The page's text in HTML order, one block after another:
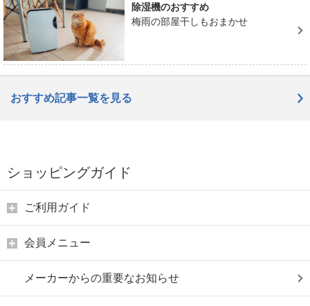
除湿機のおすすめ
梅雨の部屋干しもおまかせ
おすすめ記事一覧を見る
ショッピングガイド
ご利用ガイド
会員メニュー
メーカーからの重要なお知らせ